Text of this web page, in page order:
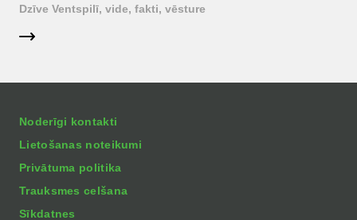
Dzīve Ventspilī, vide, fakti, vēsture
Noderīgi kontakti
Lietošanas noteikumi
Privātuma politika
Trauksmes celšana
Sīkdatnes